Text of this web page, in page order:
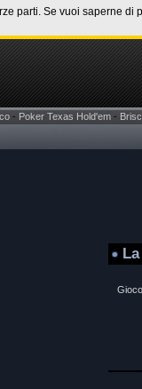
parti. Se vuoi saperne
- Poker Texas Hold'em -